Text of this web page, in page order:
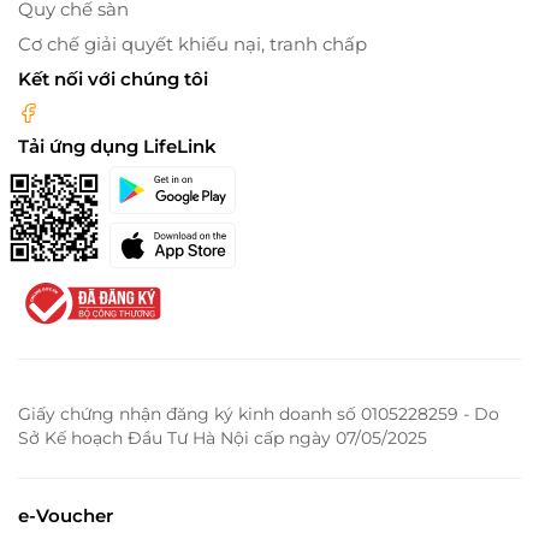
Quy chế sàn
Cơ chế giải quyết khiếu nại, tranh chấp
Kết nối với chúng tôi
Tải ứng dụng LifeLink
Giấy chứng nhận đăng ký kinh doanh số 0105228259 - Do
Sở Kế hoạch Đầu Tư Hà Nội cấp ngày 07/05/2025
e-Voucher